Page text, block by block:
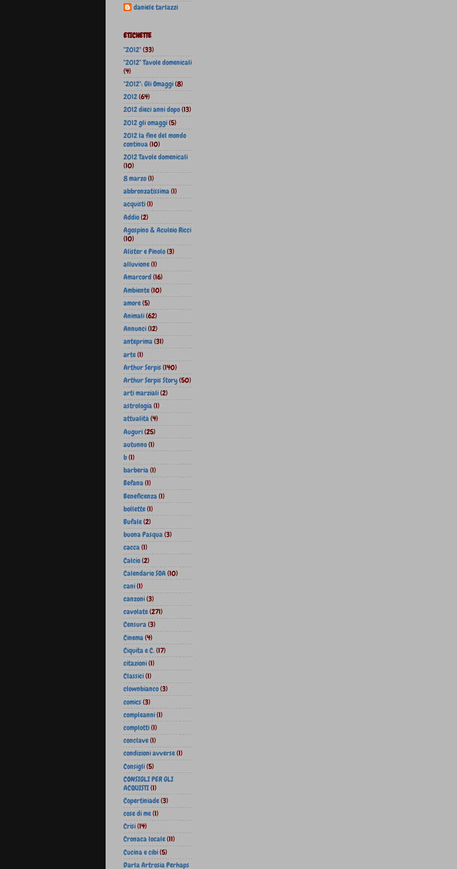
daniele tarlazzi
ETICHETTE
"2012"(33)
"2012" Tavole domenicali
(4)
"2012": Gli Omaggi(8)
2012(64)
2012 dieci anni dopo(13)
2012 gli omaggi(5)
2012 la fine del mondo
continua(10)
2012 Tavole domenicali
(10)
8 marzo(1)
abbronzatissima(1)
acquisti(1)
Addio(2)
Agospino & Aculeio Ricci
(10)
Alister e Pinolo(3)
alluvione(1)
Amarcord(16)
Ambiente(10)
amore(5)
Animali(62)
Annunci(12)
anteprima(31)
arte(1)
Arthur Serpis(140)
Arthur Serpis Story(50)
arti marziali(2)
astrologia(1)
attualità(4)
Auguri(25)
autunno(1)
b(1)
barberia(1)
Befana(1)
Beneficenza(1)
bollette(1)
Bufale(2)
buona Pasqua(3)
cacca(1)
Calcio(2)
Calendario SOA(10)
cani(1)
canzoni(3)
cavolate(271)
Censura(3)
Cinema(4)
Ciquita e C.(17)
citazioni(1)
Classici(1)
clownbianco(3)
comics(3)
compleanni(1)
complotti(1)
conclave(1)
condizioni avverse(1)
Consigli(5)
CONSIGLI PER GLI
ACQUISTI(1)
Copertiniade(3)
cose di me(1)
Crisi(14)
Cronaca locale(11)
Cucina e cibi(5)
Darla Artrosia Perhaps